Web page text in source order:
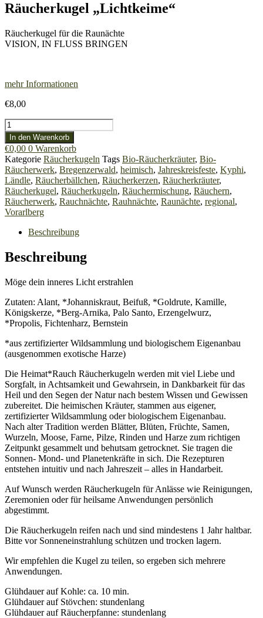
Räucherkugel „Lichtkeime“
Räucherkugel für die Raunächte
VISION, IN FLUSS BRINGEN
mehr Informationen
€8,00
Räucherkugel
"Lichtkeime"
Menge
In den Warenkorb
€0,00 0 Warenkorb
Kategorie Räucherkugeln Tags Bio-Räucherkräuter, Bio-
Räucherwerk, Bregenzerwald, heimisch, Jahreskreisfeste, Kyphi,
Ländle, Räucherbällchen, Räucherkerzen, Räucherkräuter,
Räucherkugel, Räucherkugeln, Räuchermischung, Räuchern,
Räucherwerk, Rauchnächte, Rauhnächte, Raunächte, regional,
Vorarlberg
Beschreibung
Beschreibung
Möge dein inneres Licht erstrahlen
Zutaten: Alant, *Johanniskraut, Beifuß, *Goldrute, Kamille,
Königskerze, *Berg-Arnika, Palo Santo, Erzengelwurz,
*Propolis, Fichtenharz, Bernstein
*aus zertifizierter Wildsammlung und biologischem Eigenanbau
(ausgenommen exotische Harze)
Die Heimat*Rauch Räucherkugeln werden mit viel Liebe und
Sorgfalt, in Achtsamkeit und Gewahrsein, in Dankbarkeit für das
Heil und den Segen der Natur nach bestem Wissen und Gewissen
zubereitet. Die heimischen Kräuter, stammen aus eigener,
zertifizierter Wildsammlung oder biologischem Eigenanbau.
Nach alter Tradition werden Blätter, Blüten, Früchte, Samen,
Wurzeln, Moose, Farne, Pilze, Rinden und Harze zum richtigen
Zeitpunkt gesammelt und behutsam getrocknet. Sie tragen die
Sonnen- Mond- und Planetenkräfte in sich. Die Rezepturen
entstehen intuitiv und nach Jahreszeit – alles in Handarbeit.
Auf Wunsch werden Räucherkugeln für Anlässe wie Reinigungen,
Zeremonien oder für heilsame Anwendungen persönlich
abgestimmt.
Die Räucherkugeln reifen nach und sind mindestens 1 Jahr haltbar.
Bitte vor Sonneneinstrahlung schützen und trocken lagern.
Wir empfehlen die Kugel zu teilen, so ergeben sich mehrere
Anwendungen.
Glühdauer auf Kohle: ca. 10 min.
Glühdauer auf Stövchen: stundenlang
Glühdauer auf Räucherpfanne: stundenlang